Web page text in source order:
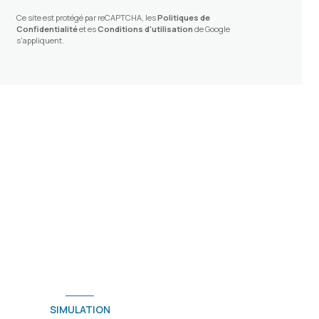
Ce site est protégé par reCAPTCHA, lesPolitiques de
Confidentialitéet esConditions d'utilisation de Google
s'appliquent.
SIMULATION